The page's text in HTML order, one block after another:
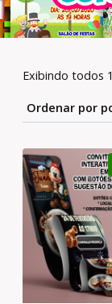
Exibindo todos